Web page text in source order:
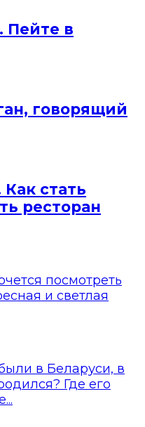
Пейте в
говорящий
стать
ресторан
посмотреть
и светлая
в Беларуси, в
Где его